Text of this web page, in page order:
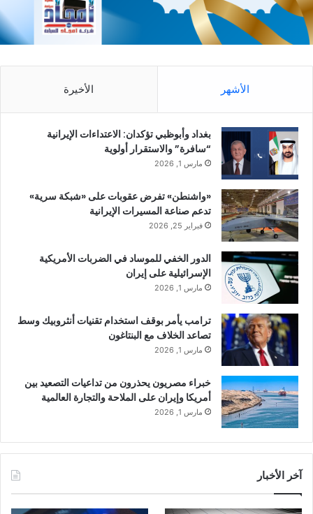
الأشهر الأخيرة
بغداد وأبوظبي تؤكدان: الاعتداءات الإيرانية
“سافرة” والاستقرار أولوية
مارس 1, 2026
«واشنطن» تفرض عقوبات على «شبكة سرية»
تدعم صناعة المسيرات الإيرانية
فبراير 25, 2026
الدور الخفي للموساد في الضربات الأمريكية
الإسرائيلية على إيران
مارس 1, 2026
ترامب يأمر بوقف استخدام تقنيات أنثروبيك وسط
تصاعد الخلاف مع البنتاغون
مارس 1, 2026
خبراء مصريون يحذرون من تداعيات التصعيد بين
أمريكا وإيران على الملاحة والتجارة العالمية
مارس 1, 2026
آخر الأخبار